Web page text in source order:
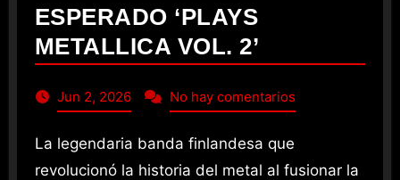
ESPERADO ‘PLAYS
METALLICA VOL. 2’
Jun 2, 2026 No hay comentarios
La legendaria banda finlandesa que
revolucionó la historia del metal al fusionar la